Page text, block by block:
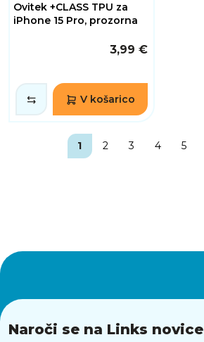
Ovitek +CLASS TPU za
iPhone 15 Pro, prozorna
3,99 €
V košarico
1 2 3 4 5
Naroči se na Links novice